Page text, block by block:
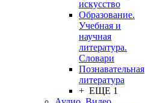
искусство
Образование.
Учебная и
научная
литература.
Словари
Познавательная
литература
+ ЕЩЕ 1